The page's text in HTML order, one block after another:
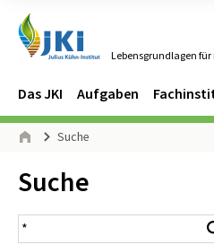
Lebensgrundlagen
Navigation
Hauptmenü
Das JKI Aufgaben
Seitenpfad
Suche
Inhalt:
Suche
Suchergebnis